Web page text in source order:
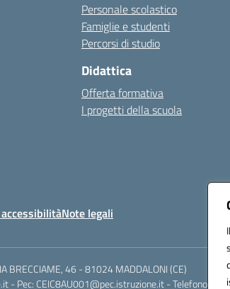
Personale scolastico
Famiglie e studenti
Percorsi di studio
Didattica
Offerta formativa
I progetti della scuola
Note legali
BRECCIAME, 46 - 81024 MADDALONI (CE)
- Pec: CEIC8AU001@pec.istruzione.it - Telefono: